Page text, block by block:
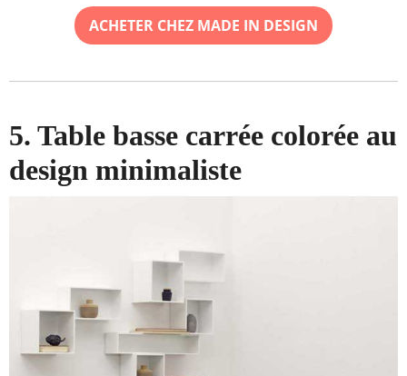
ACHETER CHEZ MADE IN DESIGN
5. Table basse carrée colorée au
design minimaliste